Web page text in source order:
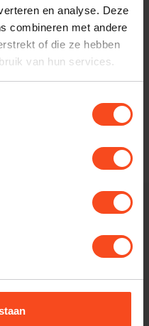
en analyse. Deze
combineren met andere
of die ze hebben
van hun services.